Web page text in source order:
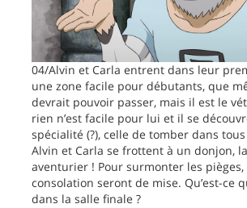
04/Alvin et Carla entrent dans leur
une zone facile pour débutants, que
devrait pouvoir passer, mais il est le
rien n’est facile pour lui et il se
spécialité (?), celle de tomber dans
Alvin et Carla se frottent à un donjon,
aventurier ! Pour surmonter les
consolation seront de mise. Qu’est-ce
dans la salle finale ?